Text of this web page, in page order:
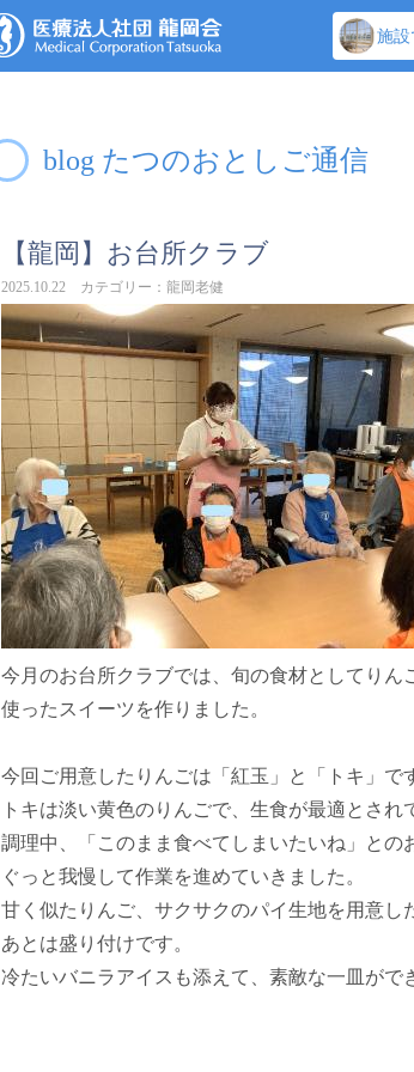
施設
blog たつのおとしご通信
【龍岡】お台所クラブ
2025.10.22 カテゴリー：龍岡老健
今月のお台所クラブでは、旬の食材としてりん
使ったスイーツを作りました。
今回ご用意したりんごは「紅玉」と「トキ」で
トキは淡い黄色のりんごで、生食が最適とされ
調理中、「このまま食べてしまいたいね」との
ぐっと我慢して作業を進めていきました。
甘く似たりんご、サクサクのパイ生地を用意し
あとは盛り付けです。
冷たいバニラアイスも添えて、素敵な一皿がで